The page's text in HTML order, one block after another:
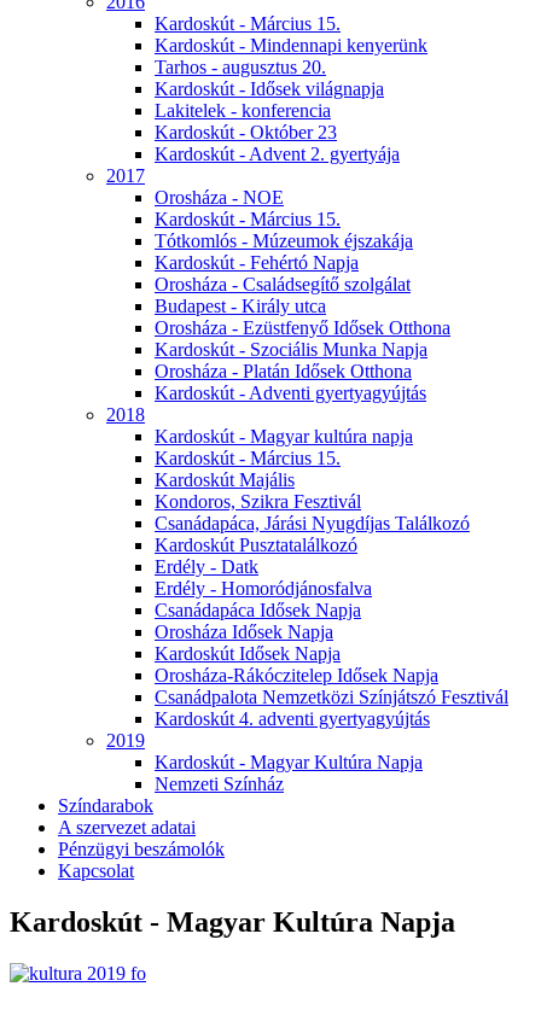
Kardoskút - Március 15.
Kardoskút - Mindennapi kenyerünk
Tarhos - augusztus 20.
Kardoskút - Idősek világnapja
Lakitelek - konferencia
Kardoskút - Október 23
Kardoskút - Advent 2. gyertyája
2017
Orosháza - NOE
Kardoskút - Március 15.
Tótkomlós - Múzeumok éjszakája
Kardoskút - Fehértó Napja
Orosháza - Családsegítő szolgálat
Budapest - Király utca
Orosháza - Ezüstfenyő Idősek Otthona
Kardoskút - Szociális Munka Napja
Orosháza - Platán Idősek Otthona
Kardoskút - Adventi gyertyagyújtás
2018
Kardoskút - Magyar kultúra napja
Kardoskút - Március 15.
Kardoskút Majális
Kondoros, Szikra Fesztivál
Csanádapáca, Járási Nyugdíjas Találkozó
Kardoskút Pusztatalálkozó
Erdély - Datk
Erdély - Homoródjánosfalva
Csanádapáca Idősek Napja
Orosháza Idősek Napja
Kardoskút Idősek Napja
Orosháza-Rákóczitelep Idősek Napja
Csanádpalota Nemzetközi Színjátszó Fesztivál
Kardoskút 4. adventi gyertyagyújtás
2019
Kardoskút - Magyar Kultúra Napja
Nemzeti Színház
Színdarabok
A szervezet adatai
Pénzügyi beszámolók
Kapcsolat
Kardoskút - Magyar Kultúra Napja